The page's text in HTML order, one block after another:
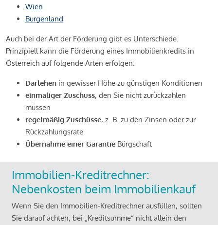
Wien
Burgenland
Auch bei der Art der Förderung gibt es Unterschiede.
Prinzipiell kann die Förderung eines Immobilienkredits in
Österreich auf folgende Arten erfolgen:
Darlehen in gewisser Höhe zu günstigen Konditionen
einmaliger Zuschuss, den Sie nicht zurückzahlen
müssen
regelmäßig Zuschüsse, z. B. zu den Zinsen oder zur
Rückzahlungsrate
Übernahme einer Garantie Bürgschaft
Immobilien-Kreditrechner:
Nebenkosten beim Immobilienkauf
Wenn Sie den Immobilien-Kreditrechner ausfüllen, sollten
Sie darauf achten, bei „Kreditsumme“ nicht allein den